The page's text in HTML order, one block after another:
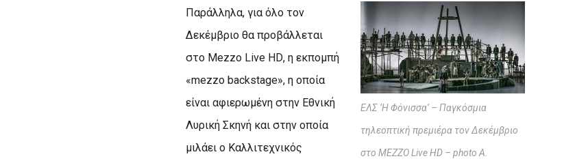
ΕΛΣ ‘Η Φόνισσα’ – Παγκόσμια
τηλεοπτική πρεμιέρα τον Δεκέμβριο
στο MEZZO Live HD – photo A.
Παράλληλα, για όλο τον
Δεκέμβριο θα προβάλλεται
στο Mezzo Live HD, η εκπομπή
«mezzo backstage», η οποία
είναι αφιερωμένη στην Εθνική
Λυρική Σκηνή και στην οποία
μιλάει ο Καλλιτεχνικός